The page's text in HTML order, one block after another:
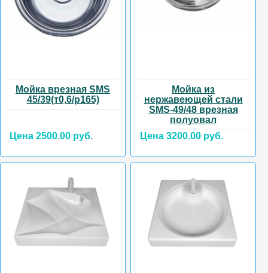
Мойка врезная SMS
45/39(т0,6/р165)
Цена 2500.00 руб.
Мойка из
нержавеющей стали
SMS-49/48 врезная
полуовал
Цена 3200.00 руб.